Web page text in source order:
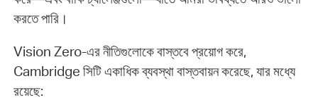
করতে পারি।
Vision Zero-এর নীতিগুলোকে বাস্তবে প্রয়োগ করে,
Cambridge সিটি একাধিক ব্যবস্থা বাস্তবায়ন করেছে, যার মধ্যে
রয়েছে: